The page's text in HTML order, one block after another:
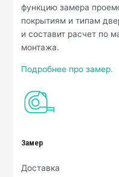
функцию замера
покрытиям и типам
и составит расчет по
монтажа.
Подробнее про замер.
Замер
Доставка